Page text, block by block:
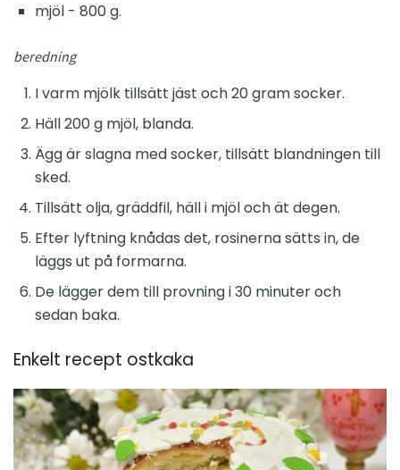
mjöl - 800 g.
beredning
I varm mjölk tillsätt jäst och 20 gram socker.
Häll 200 g mjöl, blanda.
Ägg är slagna med socker, tillsätt blandningen till
sked.
Tillsätt olja, gräddfil, häll i mjöl och ät degen.
Efter lyftning knådas det, rosinerna sätts in, de
läggs ut på formarna.
De lägger dem till provning i 30 minuter och
sedan baka.
Enkelt recept ostkaka